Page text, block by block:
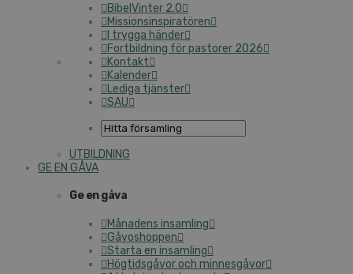
BibelVinter 2.0
Missionsinspiratören
I trygga händer
Fortbildning för pastorer 2026
Kontakt
Kalender
Lediga tjänster
SAU
UTBILDNING
GE EN GÅVA
Ge en gåva
Månadens insamling
Gåvoshoppen
Starta en insamling
Högtidsgåvor och minnesgåvor